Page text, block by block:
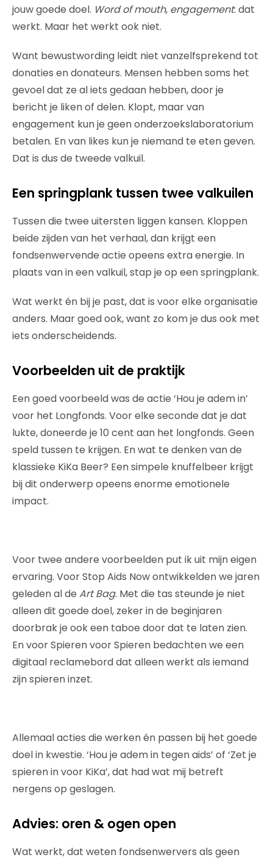
jouw goede doel. Word of mouth, engagement: dat
werkt. Maar het werkt ook niet.
Want bewustwording leidt niet vanzelfsprekend tot
donaties en donateurs. Mensen hebben soms het
gevoel dat ze al iets gedaan hebben, door je
bericht je liken of delen. Klopt, maar van
engagement kun je geen onderzoekslaboratorium
betalen. En van likes kun je niemand te eten geven.
Dat is dus de tweede valkuil.
Een springplank tussen twee valkuilen
Tussen die twee uitersten liggen kansen. Kloppen
beide zijden van het verhaal, dan krijgt een
fondsenwervende actie opeens extra energie. In
plaats van in een valkuil, stap je op een springplank.
Wat werkt én bij je past, dat is voor elke organisatie
anders. Maar goed ook, want zo kom je dus ook met
iets onderscheidends.
Voorbeelden uit de praktijk
Een goed voorbeeld was de actie ‘Hou je adem in’
voor het Longfonds. Voor elke seconde dat je dat
lukte, doneerde je 10 cent aan het longfonds. Geen
speld tussen te krijgen. En wat te denken van de
klassieke KiKa Beer? Een simpele knuffelbeer krijgt
bij dit onderwerp opeens enorme emotionele
impact.
Voor twee andere voorbeelden put ik uit mijn eigen
ervaring. Voor Stop Aids Now ontwikkelden we jaren
geleden al de Art Bag. Met die tas steunde je niet
alleen dit goede doel, zeker in de beginjaren
doorbrak je ook een taboe door dat te laten zien.
En voor Spieren voor Spieren bedachten we een
digitaal reclamebord dat alleen werkt als iemand
zijn spieren inzet.
Allemaal acties die werken én passen bij het goede
doel in kwestie. ‘Hou je adem in tegen aids’ of ‘Zet je
spieren in voor KiKa’, dat had wat mij betreft
nergens op geslagen.
Advies: oren & ogen open
Wat werkt, dat weten fondsenwervers als geen